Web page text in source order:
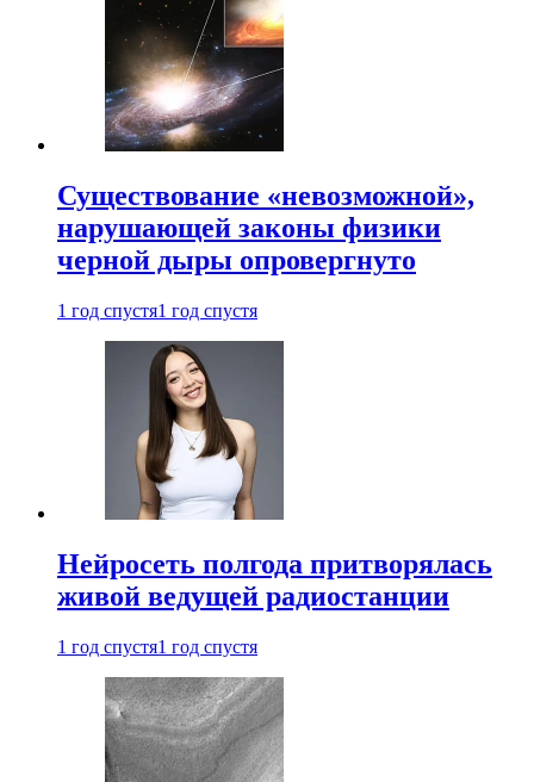
Существование «невозможной»,
нарушающей законы физики
черной дыры опровергнуто
1 год спустя1 год спустя
Нейросеть полгода притворялась
живой ведущей радиостанции
1 год спустя1 год спустя